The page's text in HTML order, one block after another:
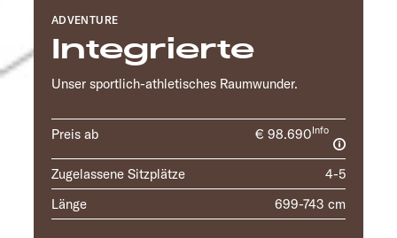
Integrierte
ADVENTURE
Unser sportlich-athletisches Raumwunder.
Preis ab € 98.690Info
Zugelassene Sitzplätze
4-5
Länge
699-743 cm